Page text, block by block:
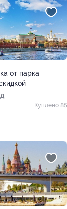
от парка
Куплено 85